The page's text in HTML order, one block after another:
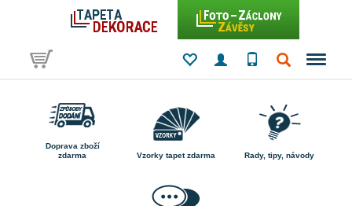
Doprava zboží
zdarma
Vzorky tapet zdarma Rady, tipy, návody